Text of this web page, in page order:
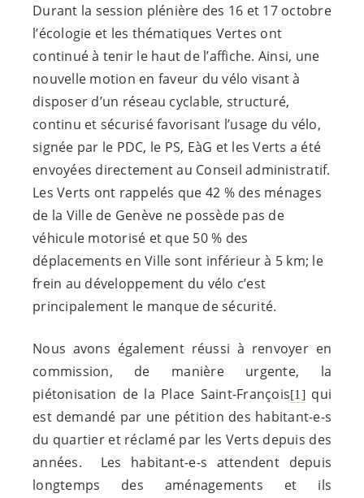
Durant la session plénière des 16 et 17 octobre
l’écologie et les thématiques Vertes ont
continué à tenir le haut de l’affiche. Ainsi, une
nouvelle motion en faveur du vélo visant à
disposer d’un réseau cyclable, structuré,
continu et sécurisé favorisant l’usage du vélo,
signée par le PDC, le PS, EàG et les Verts a été
envoyées directement au Conseil administratif.
Les Verts ont rappelés que 42 % des ménages
de la Ville de Genève ne possède pas de
véhicule motorisé et que 50 % des
déplacements en Ville sont inférieur à 5 km; le
frein au développement du vélo c’est
principalement le manque de sécurité.
Nous avons également réussi à renvoyer en
commission, de manière urgente, la
piétonisation de la Place Saint-François[1]qui
est demandé par une pétition des habitant-e-s
du quartier et réclamé par les Verts depuis des
années. Les habitant-e-s attendent depuis
longtemps des aménagements et ils